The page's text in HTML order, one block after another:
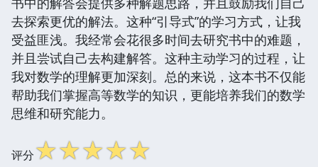
去探索更优的解法。这种“引导式”的学习方式，让我
受益匪浅。我经常会花很多时间去研究书中的难题，
并且尝试自己去构建解答。这种主动学习的过程，让
我对数学的理解更加深刻。总的来说，这本书不仅能
帮助我们掌握高等数学的知识，更能培养我们的数学
思维和研究能力。
评分☆☆☆☆☆